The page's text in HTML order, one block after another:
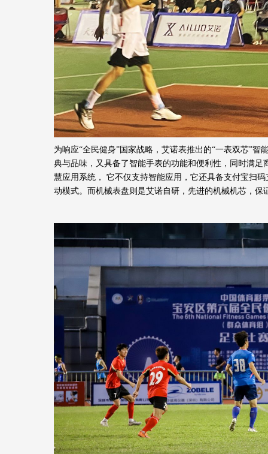
为响应“全民健身”国家战略，艾诺表推出的“一表双芯”智
典与品味，又具备了智能手表的功能和便利性，同时满足
慧应用系统， 它不仅支持智能应用，它还具备支付宝扫
动模式。而机械表盘则是艾诺自研， 先进的机械机芯，保